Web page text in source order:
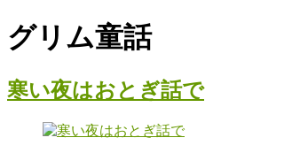
グリム童話
寒い夜はおとぎ話で